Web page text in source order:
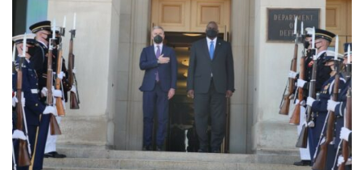
Mattarella a segnare la direzione: prima di tutto serve
una politica estera e di sicurezza comune